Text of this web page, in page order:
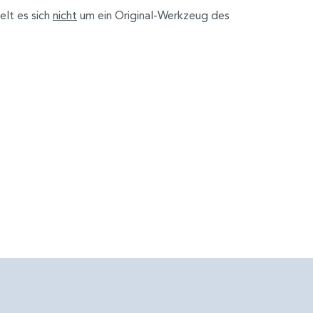
es sich nicht um ein Original-Werkzeug des